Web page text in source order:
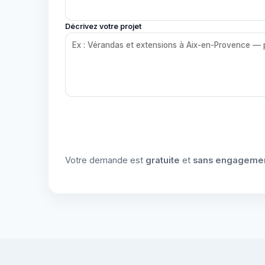
Décrivez votre projet
Votre demande est gratuite et sans